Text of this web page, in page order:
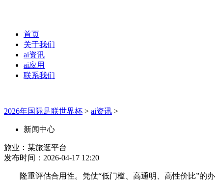
首页
关于我们
ai资讯
ai应用
联系我们
2026年国际足联世界杯 > ai资讯 >
新闻中心
旅业：某旅逛平台
发布时间：2026-04-17 12:20
隆重评估合用性。凭仗“低门槛、高通明、高性价比”的办